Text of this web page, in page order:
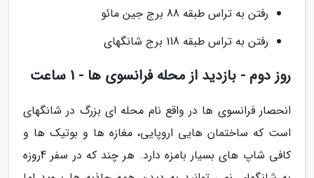
رفتن به تراس طبقه 88 برج جین مائو
رفتن به تراس طبقه 118 برج شانگهای
روز دوم - بازدید از محله فرانسوی ها - 1 ساعت
انحصار فرانسوی ها در واقع نام محله ای بزرگ در شانگهای
است که ساختمان هایی اروپایی، مغازه ها و بوتیک ها و
کافی شاپ های بسیار بامزه دارد. هر چند که در سفر 4روزه